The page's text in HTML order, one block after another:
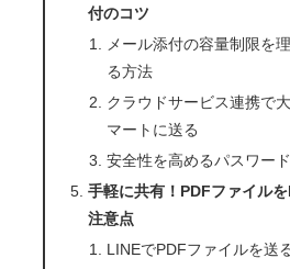
付のコツ
メール添付の容量制限を
る方法
クラウドサービス連携で
マートに送る
安全性を高めるパスワー
手軽に共有！PDFファイル
注意点
LINEでPDFファイルを送